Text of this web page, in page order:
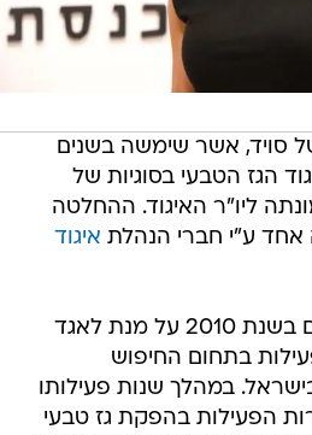
סויד, אשר שימשה בשנים
הגז הטבעי בסוגיות של
ליו"ר האיגוד. ההחלטה
אחד ע"י חברי הנהלת איגוד
איגוד הגז הטבעי, הוקם בשנת 2010 על מנת לאגד
בתחום החיפוש
במהלך שנות פעילותו
הפעילות בהפקת גז טבעי